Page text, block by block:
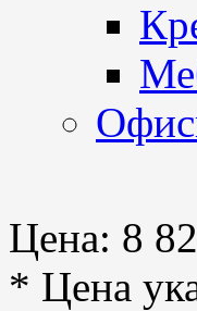
Цена: 8
* Цена